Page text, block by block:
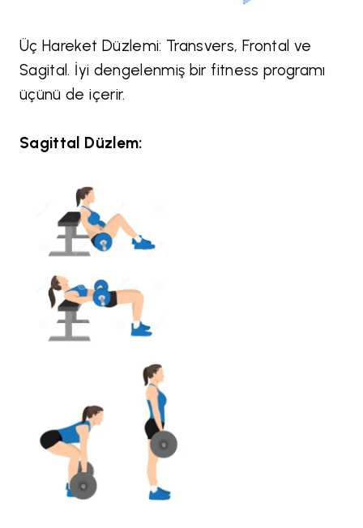
Üç Hareket Düzlemi: Transvers, Frontal ve
Sagital. İyi dengelenmiş bir fitness programı
üçünü de içerir.
Sagittal Düzlem: